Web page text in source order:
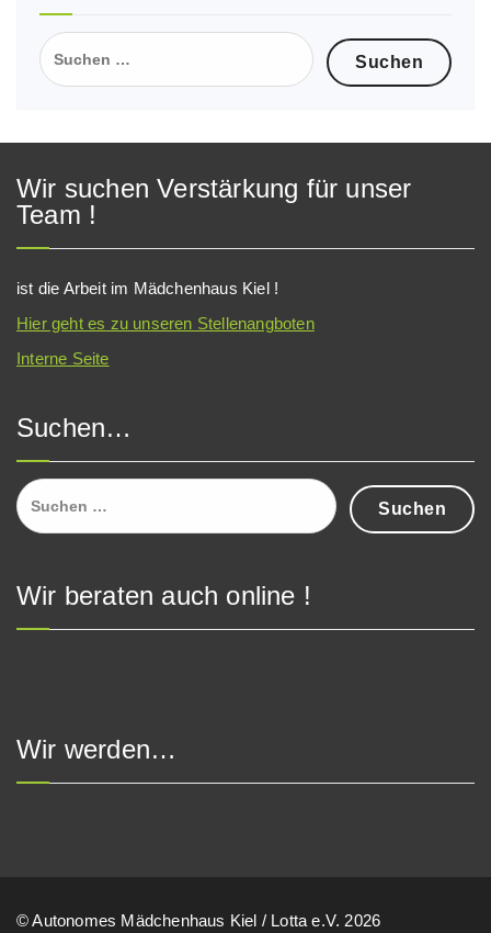
Suchen
nach:
Wir suchen Verstärkung für unser
Team !
ist die Arbeit im Mädchenhaus Kiel !
Hier geht es zu unseren Stellenangboten
Interne Seite
Suchen…
Suchen
nach:
Wir beraten auch online !
Wir werden…
© Autonomes Mädchenhaus Kiel / Lotta e.V. 2026